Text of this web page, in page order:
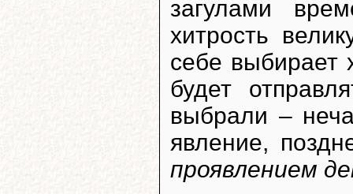
загулами
хитрость
себе выбирает
будет
выбрали –
явление,
проявлением